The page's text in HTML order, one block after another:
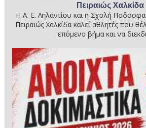
Πειραιώς Χαλκίδα
Η Α. Ε. Ληλαντίου και η Σχολή
Πειραιώς Χαλκίδα καλεί αθλητές που
επόμενο βήμα και να